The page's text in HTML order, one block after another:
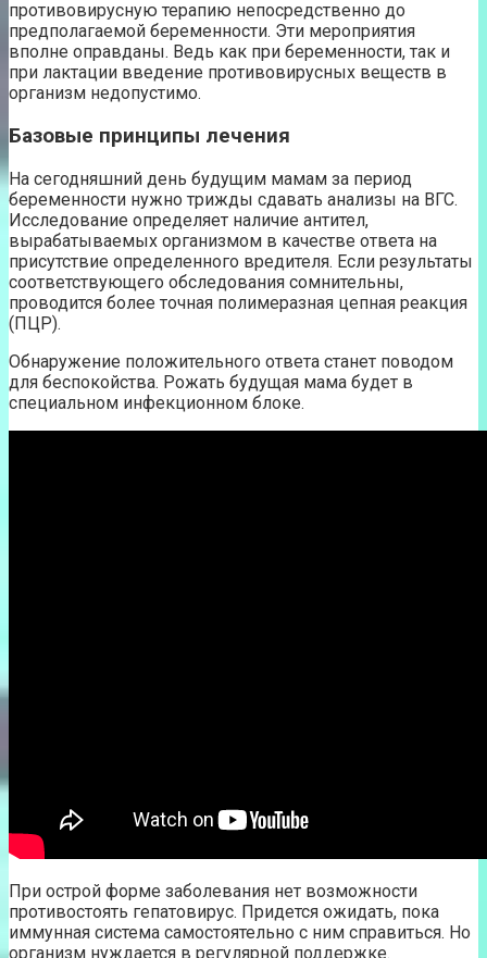
противовирусную терапию непосредственно до
предполагаемой беременности. Эти мероприятия
вполне оправданы. Ведь как при беременности, так и
при лактации введение противовирусных веществ в
организм недопустимо.
Базовые принципы лечения
На сегодняшний день будущим мамам за период
беременности нужно трижды сдавать анализы на ВГС.
Исследование определяет наличие антител,
вырабатываемых организмом в качестве ответа на
присутствие определенного вредителя. Если результаты
соответствующего обследования сомнительны,
проводится более точная полимеразная цепная реакция
(ПЦР).
Обнаружение положительного ответа станет поводом
для беспокойства. Рожать будущая мама будет в
специальном инфекционном блоке.
При острой форме заболевания нет возможности
противостоять гепатовирус. Придется ожидать, пока
иммунная система самостоятельно с ним справиться. Но
организм нуждается в регулярной поддержке.